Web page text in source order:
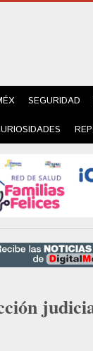
SEGURIDAD